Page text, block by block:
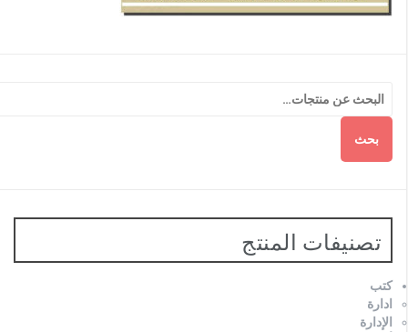
بحث
تصنيفات المنتج
كتب
ادارة
الإدارة